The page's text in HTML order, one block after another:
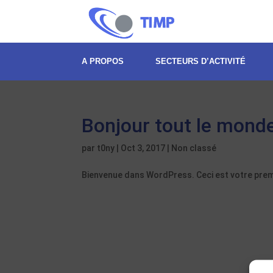
A PROPOS SECTEURS D’ACTIVITÉ
Bonjour tout le
par t0ny Oct 3, 2017 Non classé
Bienvenue dans WordPress. Ceci est votre